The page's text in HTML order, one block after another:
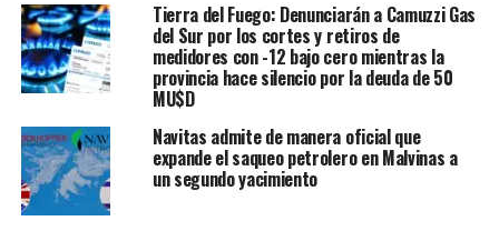
Tierra del Fuego: Denunciarán a Camuzzi Gas
del Sur por los cortes y retiros de
medidores con -12 bajo cero mientras la
provincia hace silencio por la deuda de 50
MU$D
Navitas admite de manera oficial que
expande el saqueo petrolero en Malvinas a
un segundo yacimiento